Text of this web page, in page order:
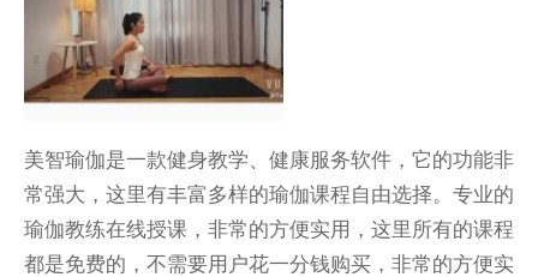
美智瑜伽是一款健身教学、健康服务软件，它的功能非
常强大，这里有丰富多样的瑜伽课程自由选择。专业的
瑜伽教练在线授课，非常的方便实用，这里所有的课程
都是免费的，不需要用户花一分钱购买，非常的方便实